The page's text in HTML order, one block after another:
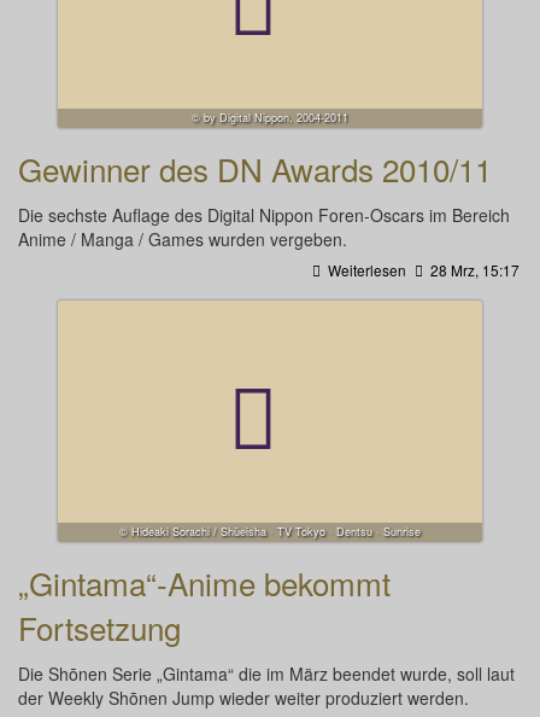
© by Digital Nippon, 2004-2011
Gewinner des DN Awards 2010/11
Die sechste Auflage des Digital Nippon Foren-Oscars im Bereich
Anime / Manga / Games wurden vergeben.
Weiterlesen 28 Mrz, 15:17
© Hideaki Sorachi / Shūeisha · TV Tokyo · Dentsu · Sunrise
„Gintama“-Anime bekommt
Fortsetzung
Die Shōnen Serie „Gintama“ die im März beendet wurde, soll laut
der Weekly Shōnen Jump wieder weiter produziert werden.